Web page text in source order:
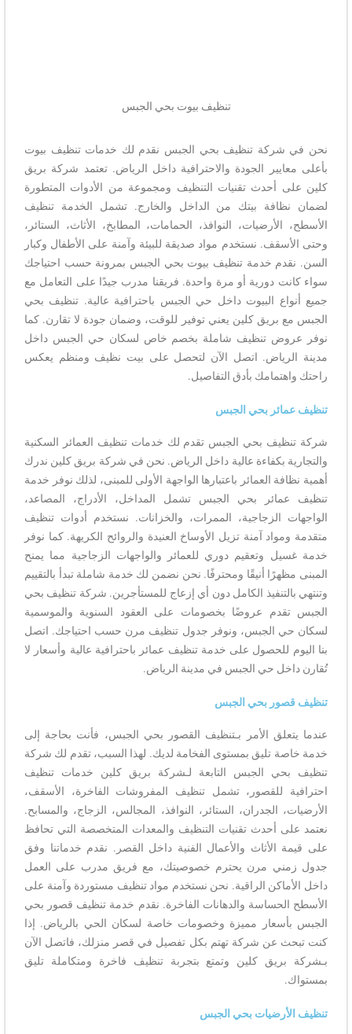
تنظيف بيوت بحي الجبس
نحن في شركة تنظيف بحي الجبس نقدم لك خدمات تنظيف بيوت
بأعلى معايير الجودة والاحترافية داخل الرياض. تعتمد شركة بريق
كلين على أحدث تقنيات التنظيف ومجموعة من الأدوات المتطورة
لضمان نظافة بيتك من الداخل والخارج. تشمل الخدمة تنظيف
الأسطح، الأرضيات، النوافذ، الحمامات، المطابخ، الأثاث، الستائر،
وحتى الأسقف. نستخدم مواد صديقة للبيئة وآمنة على الأطفال وكبار
السن. نقدم خدمة تنظيف بيوت بحي الجبس بمرونة حسب احتياجك
سواء كانت دورية أو مرة واحدة. فريقنا مدرب جيدًا على التعامل مع
جميع أنواع البيوت داخل حي الجبس باحترافية عالية. تنظيف بحي
الجبس مع بريق كلين يعني توفير للوقت، وضمان جودة لا تقارن. كما
نوفر عروض تنظيف شاملة بخصم خاص لسكان حي الجبس داخل
مدينة الرياض. اتصل الآن لتحصل على بيت نظيف ومنظم يعكس
راحتك واهتمامك بأدق التفاصيل.
تنظيف عمائر بحي الجبس
شركة تنظيف بحي الجبس تقدم لك خدمات تنظيف العمائر السكنية
والتجارية بكفاءة عالية داخل الرياض. نحن في شركة بريق كلين ندرك
أهمية نظافة العمائر باعتبارها الواجهة الأولى للمبنى، لذلك نوفر خدمة
تنظيف عمائر بحي الجبس تشمل المداخل، الأدراج، المصاعد،
الواجهات الزجاجية، الممرات، والخزانات. نستخدم أدوات تنظيف
متقدمة ومواد آمنة تزيل الأوساخ العنيدة والروائح الكريهة. كما نوفر
خدمة غسيل وتعقيم دوري للعمائر والواجهات الزجاجية مما يمنح
المبنى مظهرًا أنيقًا ومحترفًا. نحن نضمن لك خدمة شاملة تبدأ بالتقييم
وتنتهي بالتنفيذ الكامل دون أي إزعاج للمستأجرين. شركة تنظيف بحي
الجبس تقدم عروضًا بخصومات على العقود السنوية والموسمية
لسكان حي الجبس، ونوفر جدول تنظيف مرن حسب احتياجك. اتصل
بنا اليوم للحصول على خدمة تنظيف عمائر باحترافية عالية وأسعار لا
تُقارن داخل حي الجبس في مدينة الرياض.
تنظيف قصور بحي الجبس
عندما يتعلق الأمر بـتنظيف القصور بحي الجبس، فأنت بحاجة إلى
خدمة خاصة تليق بمستوى الفخامة لديك. لهذا السبب، تقدم لك شركة
تنظيف بحي الجبس التابعة لـشركة بريق كلين خدمات تنظيف
احترافية للقصور، تشمل تنظيف المفروشات الفاخرة، الأسقف،
الأرضيات، الجدران، الستائر، النوافذ، المجالس، الزجاج، والمسابح.
نعتمد على أحدث تقنيات التنظيف والمعدات المتخصصة التي تحافظ
على قيمة الأثاث والأعمال الفنية داخل القصر. نقدم خدماتنا وفق
جدول زمني مرن يحترم خصوصيتك، مع فريق مدرب على العمل
داخل الأماكن الراقية. نحن نستخدم مواد تنظيف مستوردة وآمنة على
الأسطح الحساسة والدهانات الفاخرة. نقدم خدمة تنظيف قصور بحي
الجبس بأسعار مميزة وخصومات خاصة لسكان الحي بالرياض. إذا
كنت تبحث عن شركة تهتم بكل تفصيل في قصر منزلك، فاتصل الآن
بـشركة بريق كلين وتمتع بتجربة تنظيف فاخرة ومتكاملة تليق
بمستواك.
تنظيف الأرضيات بحي الجبس